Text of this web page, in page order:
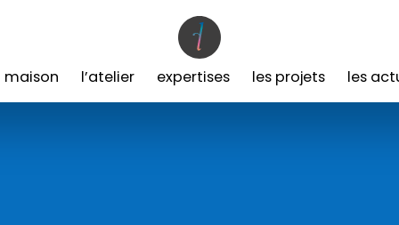
maison l’atelier expertises les projets les